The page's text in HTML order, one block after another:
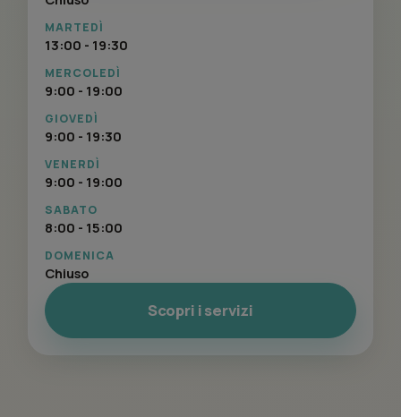
MARTEDÌ
13:00 - 19:30
MERCOLEDÌ
9:00 - 19:00
GIOVEDÌ
9:00 - 19:30
VENERDÌ
9:00 - 19:00
SABATO
8:00 - 15:00
DOMENICA
Chiuso
Scopri i servizi